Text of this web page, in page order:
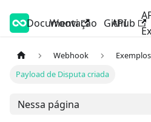
Woovi Developers
Documentação API
Woovi Github
Webhook
Exemplos
Payload de Disputa criada
Nessa página